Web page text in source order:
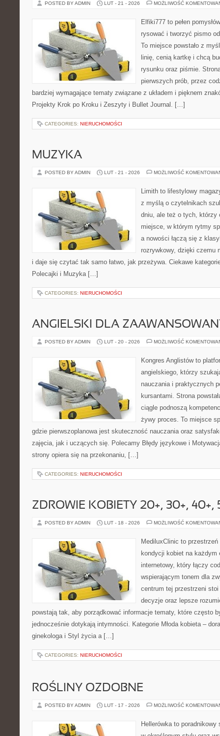
POSTED BY ADMIN LUT - 21 - 2026 MOŻLIWOŚĆ
Elfiki777 to pełen
rysować i tworzyć pismo
To miejsce powstało z
linię, cenią kartkę i chcą
rysunku oraz piśmie.
pierwszych prób, przez
bardziej wymagające tematy związane z układem i pięknem
Projekty Krok po Kroku i Zeszyty i Bullet Journal. […]
CATEGORIES: NIERUCHOMOŚCI
MUZYKA
POSTED BY ADMIN LUT - 21 - 2026 MOŻLIWOŚĆ
Limith to lifestylowy
z myślą o czytelnikach
dniu, ale też o tych, którzy
miejsce, w którym rytmy
a nowości łączą się z
rozrywkowy, dzięki czemu
i daje się czytać tak samo łatwo, jak przeżywa. Ciekawe
Polecajki i Muzyka […]
CATEGORIES: NIERUCHOMOŚCI
ANGIELSKI DLA
POSTED BY ADMIN LUT - 20 - 2026 MOŻLIWOŚĆ
Kongres Anglistów to
angielskiego, którzy
nauczania i praktycznych
kursantami. Strona
ciągle podnoszą
żywy proces. To miejsce
gdzie pierwszoplanowa jest skuteczność nauczania oraz
zajęcia, jak i uczących się. Polecamy Błędy językowe i
strony opiera się na przekonaniu, […]
CATEGORIES: NIERUCHOMOŚCI
ZDROWIE KOBIETY 20+, 30+, 40+,
POSTED BY ADMIN LUT - 18 - 2026 MOŻLIWOŚĆ
MediluxClinic to
kondycji kobiet na każdym
internetowy, który łączy
wspierającym tonem dla
centrum tej przestrzeni
decyzje oraz lepsze
powstają tak, aby porządkować informacje tematy, które często
jednocześnie dotykają intymności. Kategorie Młoda kobieta –
ginekologa i Styl życia a […]
CATEGORIES: NIERUCHOMOŚCI
ROŚLINY OZDOBNE
POSTED BY ADMIN LUT - 17 - 2026 MOŻLIWOŚĆ
Hellerówka to